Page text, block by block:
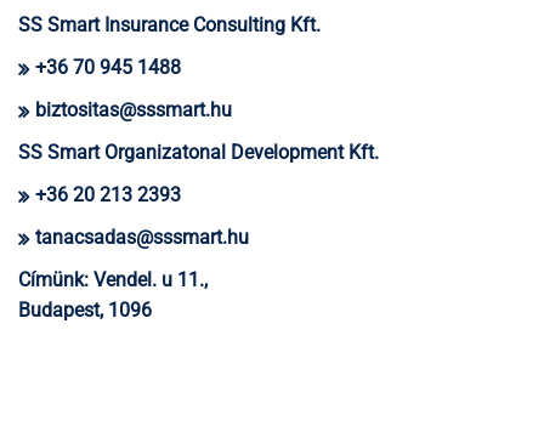
SS Smart Insurance Consulting Kft.
+36 70 945 1488
biztositas@sssmart.hu
SS Smart Organizatonal Development Kft.
+36 20 213 2393
tanacsadas@sssmart.hu
Címünk: Vendel. u 11.,
Budapest, 1096